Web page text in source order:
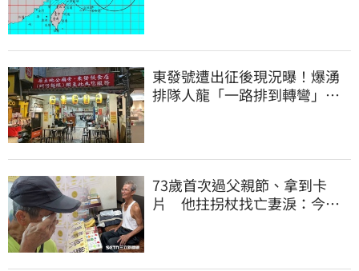
東發號遭出征後現況曝！爆湧
排隊人龍「一路排到轉彎」
73歲首次過父親節、拿到卡
片 他拄拐杖找亡妻淚：今天